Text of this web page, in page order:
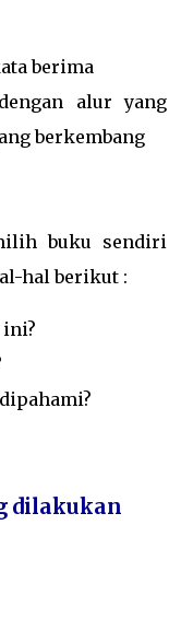
berima
alur yang
berkembang
buku sendiri
hal berikut :
ini?
dilakukan